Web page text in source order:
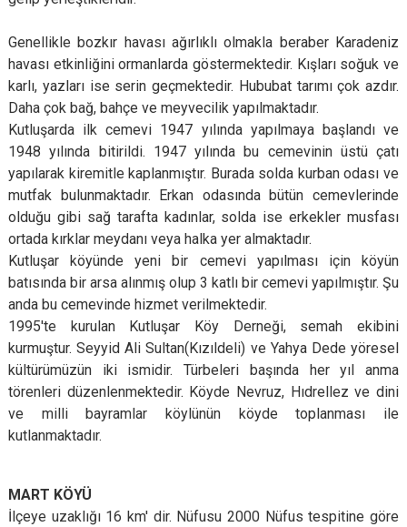
Genellikle bozkır havası ağırlıklı olmakla beraber Karadeniz
havası etkinliğini ormanlarda göstermektedir. Kışları soğuk ve
karlı, yazları ise serin geçmektedir. Hububat tarımı çok azdır.
Daha çok bağ, bahçe ve meyvecilik yapılmaktadır.
Kutluşarda ilk cemevi 1947 yılında yapılmaya başlandı ve
1948 yılında bitirildi. 1947 yılında bu cemevinin üstü çatı
yapılarak kiremitle kaplanmıştır. Burada solda kurban odası ve
mutfak bulunmaktadır. Erkan odasında bütün cemevlerinde
olduğu gibi sağ tarafta kadınlar, solda ise erkekler musfası
ortada kırklar meydanı veya halka yer almaktadır.
Kutluşar köyünde yeni bir cemevi yapılması için köyün
batısında bir arsa alınmış olup 3 katlı bir cemevi yapılmıştır. Şu
anda bu cemevinde hizmet verilmektedir.
1995'te kurulan Kutluşar Köy Derneği, semah ekibini
kurmuştur. Seyyid Ali Sultan(Kızıldeli) ve Yahya Dede yöresel
kültürümüzün iki ismidir. Türbeleri başında her yıl anma
törenleri düzenlenmektedir. Köyde Nevruz, Hıdrellez ve dini
ve milli bayramlar köylünün köyde toplanması ile
kutlanmaktadır.
MART KÖYÜ
İlçeye uzaklığı 16 km' dir. Nüfusu 2000 Nüfus tespitine göre